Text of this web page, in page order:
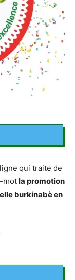
qui traite de
mot la promotion
burkinabè en